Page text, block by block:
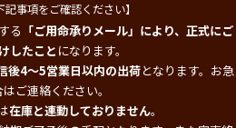
記事項をご確認ください】
る 「ご用命承りメール」により、正式にご
したこと になります。
後4～5営業日以内の出荷となります。お急
ご連絡ください。
在庫と連動しておりません。